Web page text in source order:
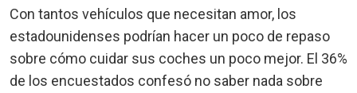
Con tantos vehículos que necesitan amor, los
estadounidenses podrían hacer un poco de repaso
sobre cómo cuidar sus coches un poco mejor. El 36%
de los encuestados confesó no saber nada sobre